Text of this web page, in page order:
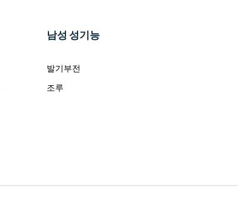
남성 성기능
발기부전
조루